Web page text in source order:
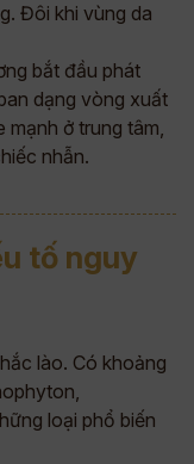
Đôi khi vùng da
bắt đầu phát
dạng vòng xuất
mạnh ở trung tâm,
nhẫn.
tố nguy
lào. Có khoảng
loại phổ biến